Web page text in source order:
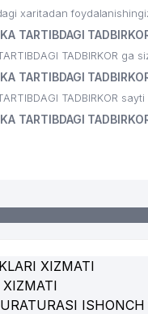
xaritadan
TARTIBDAGI
TADBIRKOR
TARTIBDAGI
TADBIRKOR
TARTIBDAGI
XIZMATI
XIZMATI
ISHONCH